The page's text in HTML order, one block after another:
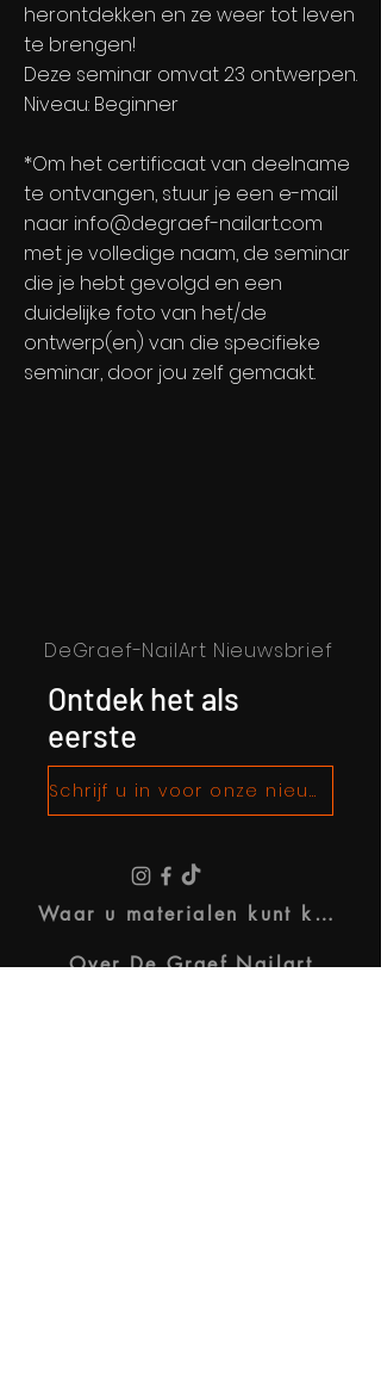
herontdekken en ze weer tot leven
te brengen!
Deze seminar omvat 23 ontwerpen.
Niveau: Beginner
*Om het certificaat van deelname
te ontvangen, stuur je een e-mail
naar info@degraef-nailart.com
met je volledige naam, de seminar
die je hebt gevolgd en een
duidelijke foto van het/de
ontwerp(en) van die specifieke
seminar, door jou zelf gemaakt.
DeGraef-NailArt Nieuwsbrief
Ontdek het als
eerste
Schrijf u in voor onze nieuwsbrief!
Waar u materialen kunt kopen
Over De Graef Nailart